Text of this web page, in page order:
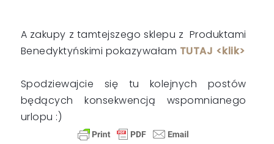
A zakupy z tamtejszego sklepu z Produktami
Benedyktyńskimi pokazywałam TUTAJ <klik>
Spodziewajcie się tu kolejnych postów
będących konsekwencją wspomnianego
urlopu :)